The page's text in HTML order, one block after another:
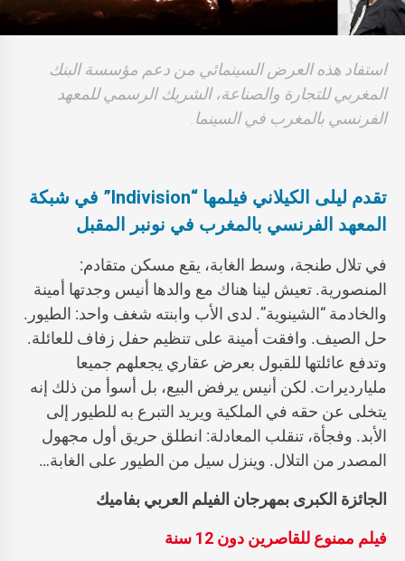
استفاد هذه العرض السينمائي من دعم مؤسسة البنك
المغربي للتجارة والصناعة، الشريك الرسمي للمعهد
الفرنسي بالمغرب في السينما.
تقدم ليلى الكيلاني فيلمها “Indivision” في شبكة
المعهد الفرنسي بالمغرب في نونبر المقبل
في تلال طنجة، وسط الغابة، يقع مسكن متقادم:
المنصورية. تعيش لينا هناك مع والدها أنيس وجدتها أمينة
والخادمة “الشينوية”. لدى الأب وابنته شغف واحد: الطيور.
حل الصيف. وافقت أمينة على تنظيم حفل زفاف للعائلة.
وتدفع عائلتها للقبول بعرض عقاري يجعلهم جميعا
مليارديرات. لكن أنيس يرفض البيع، بل أسوأ من ذلك إنه
يتخلى عن حقه في الملكية ويريد التبرع به للطيور إلى
الأبد. وفجأة، تنقلب المعادلة: انطلق حريق أول مجهول
المصدر من التلال. وينزل سيل من الطيور على الغابة…
الجائزة الكبرى بمهرجان الفيلم العربي بفاميك
فيلم ممنوع للقاصرين دون 12 سنة